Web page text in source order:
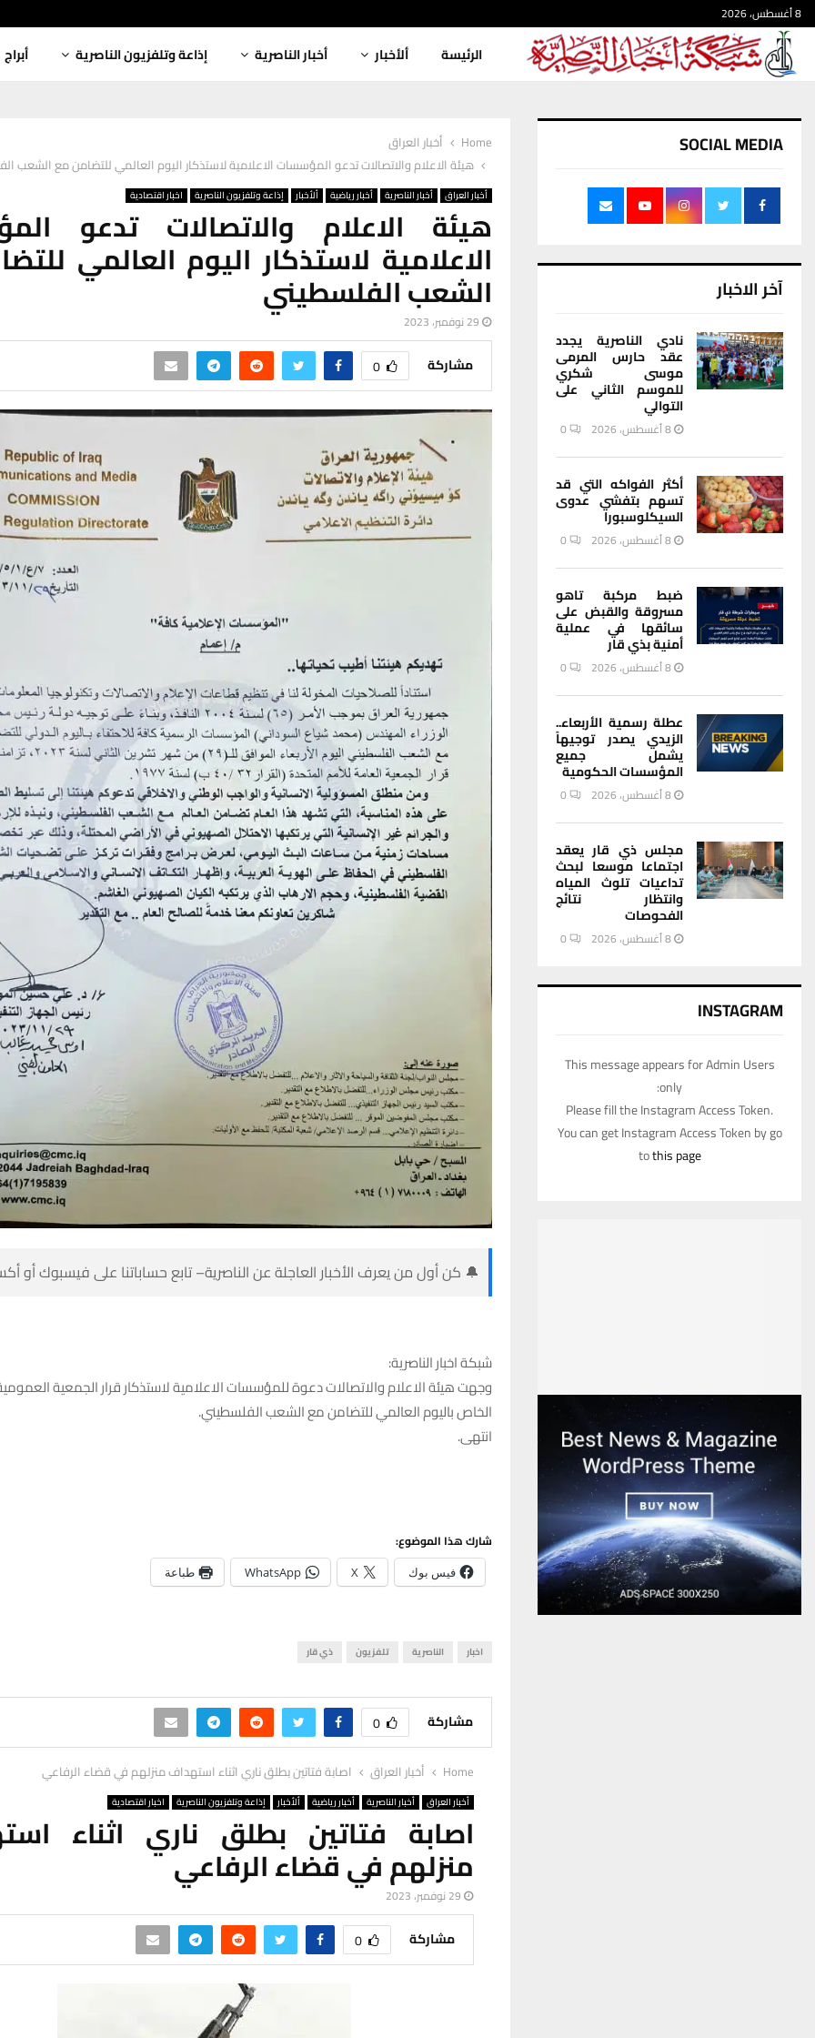
8 أغسطس، 2026
الرئيسة ألأخبار أخبار الناصرية إذاعة وتلفزيون الناصرية أبراج
Home
أخبار العراق
هيئة الاعلام والاتصالات تدعو المؤسسات الاعلامية لاستذكار اليوم العالمي للتضامن مع الشعب
أخبار العراق أخبار الناصرية أخبار رياضية ألأخبار إذاعة وتلفزيون الناصرية اخبار اقتصادية
هيئة الاعلام والاتصالات تدعو
الاعلامية لاستذكار اليوم العالمي
الشعب الفلسطيني
29 نوفمبر، 2023
مشاركة 0
🔔 كن أول من يعرف الأخبار العاجلة عن الناصرية– تابع حساباتنا على فيسبوك أو
شبكة اخبار الناصرية:
وجهت هيئة الاعلام والاتصالات دعوة للمؤسسات الاعلامية لاستذكار قرار الجمعية
الخاص باليوم العالمي للتضامن مع الشعب الفلسطيني.
انتهى.
شارك هذا الموضوع:
فيس بوك X
WhatsApp طباعة
اخبار الناصرية تلفزيون ذي قار
مشاركة 0
Home أخبار العراق اصابة فتاتين بطلق ناري اثناء استهداف منزلهم في قضاء الرفاعي
أخبار العراق أخبار الناصرية أخبار رياضية ألأخبار إذاعة وتلفزيون الناصرية اخبار اقتصادية
اصابة فتاتين بطلق ناري اثناء
منزلهم في قضاء الرفاعي
29 نوفمبر، 2023
مشاركة 0
SOCIAL MEDIA
آخر الاخبار
نادي الناصرية يجدد
عقد حارس المرمى
موسى شكري
للموسم الثاني على
التوالي
8 أغسطس، 2026 0
أكثر الفواكه التي قد
تسهم بتفشي عدوى
السيكلوسبورا
8 أغسطس، 2026 0
ضبط مركبة تاهو
مسروقة والقبض على
سائقها في عملية
أمنية بذي قار
8 أغسطس، 2026 0
عطلة رسمية الأربعاء..
الزيدي يصدر توجيهاً
يشمل جميع
المؤسسات الحكومية
8 أغسطس، 2026 0
مجلس ذي قار يعقد
اجتماعا موسعا لبحث
تداعيات تلوث المياه
وانتظار نتائج
الفحوصات
8 أغسطس، 2026 0
INSTAGRAM
This message appears for Admin Users
only:
Please fill the Instagram Access Token.
You can get Instagram Access Token by go
tothis page